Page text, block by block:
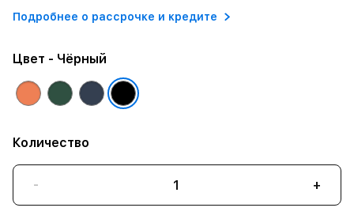
Подробнее о рассрочке и кредите
Цвет - Чёрный
Количество
- +